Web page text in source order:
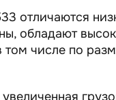
отличаются
обладают
том числе по